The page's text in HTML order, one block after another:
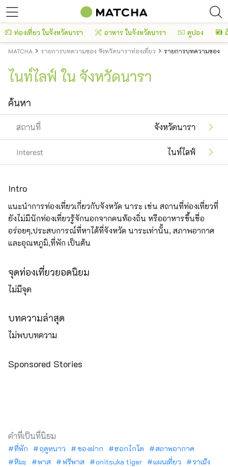
ท่องเที่ยว ในจังหวัดนารา อาหาร ในจังหวัดนารา คูปอง
MATCHA รายการบทความของ จังหวัดนาราท่องเที่ยว รายการบทความของ จั
ไนท์ไลฟ์ ใน จังหวัดนารา
ค้นหา
สถานที่ จังหวัดนารา
Interest ไนท์ไลฟ์
Intro
แนะนำการท่องเที่ยวเกี่ยวกับจังหวัด นาระ เช่น สถานที่ท่องเที่ยวที่
ยังไม่มีนักท่องเที่ยวรู้จักนอกจากคนท้องถิ่น หรืออาหารขึ้นชื่อ
อร่อยๆ,ประสบการณ์ที่หาได้ที่จังหวัด นาระเท่านั้น, สภาพอากาศ
และอุณหภูมิ,ที่พัก เป็นต้น
จุดท่องเที่ยวยอดนิยม
ไม่มีจุด
บทความล่าสุด
ไม่พบบทความ
Sponsored Stories
คำที่เป็นที่นิยม
ที่พัก ฤดูหนาว ของฝาก ฮอกไกโด
สภาพอากาศ
หิมะ
พาส ฟรีพาส onitsuka tiger แผนเที่ยว
ราเม็ง